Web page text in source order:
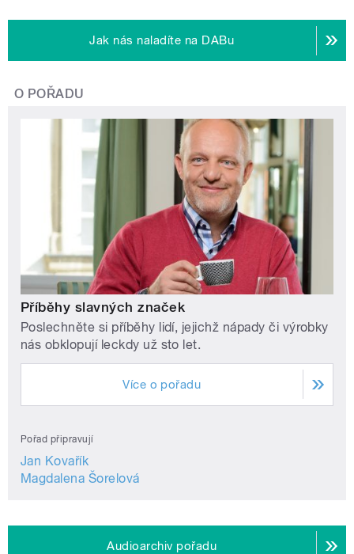
Jak nás naladíte na DABu
O POŘADU
Příběhy slavných značek
Poslechněte si příběhy lidí, jejichž nápady či výrobky
nás obklopují leckdy už sto let.
Více o pořadu
Pořad připravují
Jan Kovařík
Magdalena Šorelová
Audioarchiv pořadu